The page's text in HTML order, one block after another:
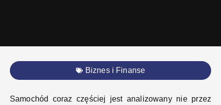
Biznes i Finanse
Samochód coraz częściej jest analizowany nie przez